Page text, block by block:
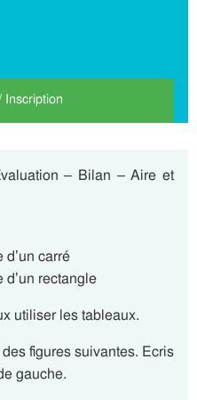
Inscription
– Bilan – Aire et
d’un carré
d’un rectangle
utiliser les tableaux.
figures suivantes. Ecris
gauche.